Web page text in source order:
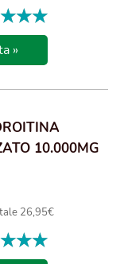
»
10.000MG
26,95€